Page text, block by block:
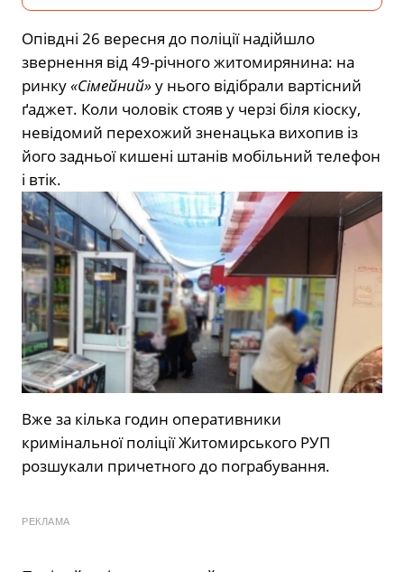
Опівдні 26 вересня до поліції надійшло
звернення від 49-річного житомирянина: на
ринку«Сімейний»у нього відібрали вартісний
ґаджет. Коли чоловік стояв у черзі біля кіоску,
невідомий перехожий зненацька вихопив із
його задньої кишені штанів мобільний телефон
і втік.
Вже за кілька годин оперативники
кримінальної поліції Житомирського РУП
розшукали причетного до пограбування.
РЕКЛАМА